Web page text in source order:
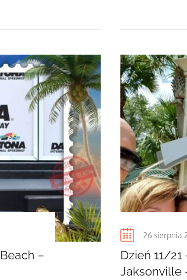
–
Posted
26 sierpnia
Dzień 11/
Jaksonville